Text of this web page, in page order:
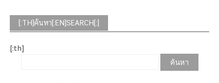
[:TH]ค้นหา[:EN]SEARCH[:]
[:th]